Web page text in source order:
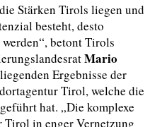
Stärken Tirols liegen und
besteht, desto
betont Tirols
Mario
Ergebnisse der
Tirol, welche die
hat. „Die komplexe
in enger Vernetzung